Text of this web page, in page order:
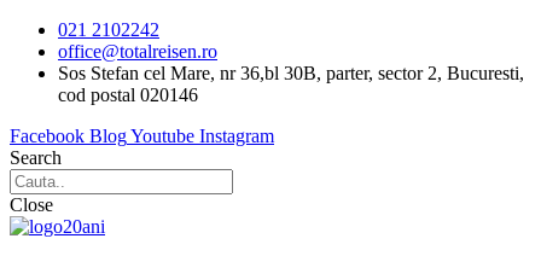
conținut
021 2102242
office@totalreisen.ro
Sos Stefan cel Mare, nr 36,bl 30B, parter, sector 2, Bucuresti,
cod postal 020146
Facebook BlogYoutube Instagram
Search
Close